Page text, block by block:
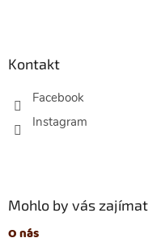
Kontakt
Facebook
Mohlo by vás zajímat
O nás